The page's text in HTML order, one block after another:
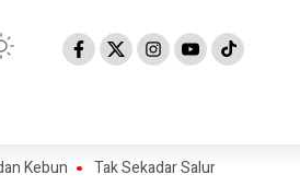
Tak Sekadar Salurkan Pembiayaan,